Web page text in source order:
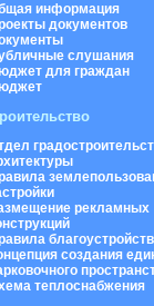
информация
документов
слушания
для граждан
рекламных
создания
теплоснабжения